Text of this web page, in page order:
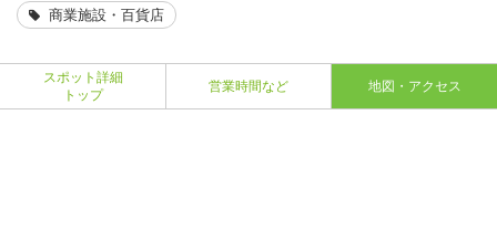
商業施設・百貨店
スポット詳細
トップ
営業時間など 地図・アクセス